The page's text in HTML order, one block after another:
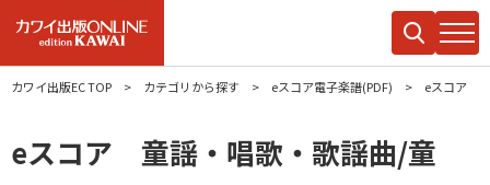
カワイ出版EC TOP カテゴリから探す eスコア電子楽譜(PDF) eスコア
eスコア 童謡・唱歌・歌謡曲/童